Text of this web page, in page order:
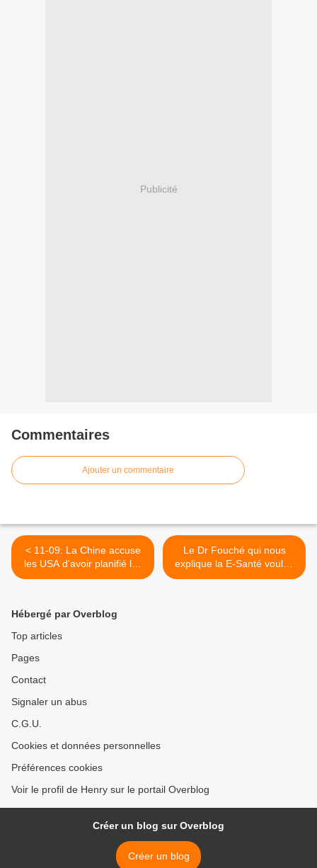
Publicité
Commentaires
Ajouter un commentaire
< 11-09: La Chine accuse
les USA d'avoir planifié les
attentats
Le Dr Fouché qui nous
explique la E-Santé voulue
par Big Pharma Bill Gates
Hébergé par Overblog
Top articles
Pages
Contact
Signaler un abus
C.G.U.
Cookies et données personnelles
Préférences cookies
Voir le profil de Henry sur le portail Overblog
Créer un blog sur Overblog
Créer un blog